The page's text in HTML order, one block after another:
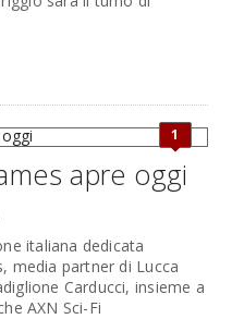
1
apre oggi
italiana dedicata
media partner di Lucca
Carducci, insieme a
AXN Sci-Fi